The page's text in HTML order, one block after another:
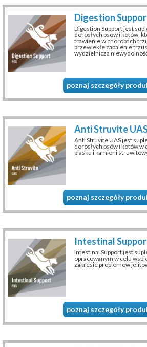
Digestion
Digestion Support jest
dorosłych psów i kotów,
trawienie w chorobach
przewlekłe zapalenie
wydzielnicza
poznaj szczegóły
Anti Struvite
Anti Struvite UAS jest
dorosłych psów i kotów w
piasku i kamieni
poznaj szczegóły
Intestinal
Intestinal Support jest
opracowanym w celu
zakresie problemów
poznaj szczegóły